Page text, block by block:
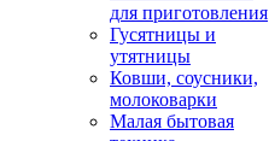
для приготовления
Гусятницы и
утятницы
Ковши, соусники,
молоковарки
Малая бытовая